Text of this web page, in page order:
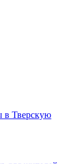
в Тверскую